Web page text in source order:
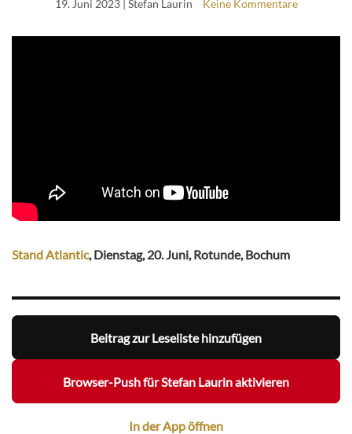
19. Juni 2023| Stefan Laurin Keine Kommentare
Stand Atlantic, Dienstag, 20. Juni, Rotunde, Bochum
Beitrag zur Leseliste hinzufügen
Browser-Push für Stefan Laurin aktivieren
In der App öffnen